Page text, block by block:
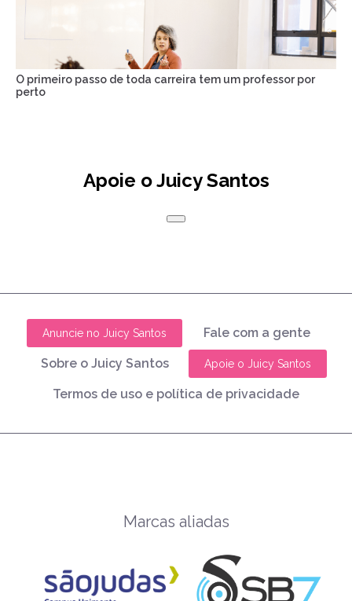
O primeiro passo de toda carreira tem um professor por
perto
Apoie o Juicy Santos
Anuncie no Juicy Santos Fale com a gente
Sobre o Juicy Santos Apoie o Juicy Santos
Termos de uso e política de privacidade
Marcas aliadas